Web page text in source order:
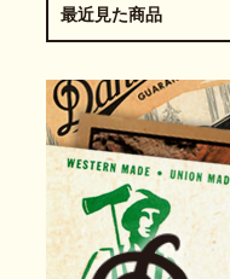
最近見た商品